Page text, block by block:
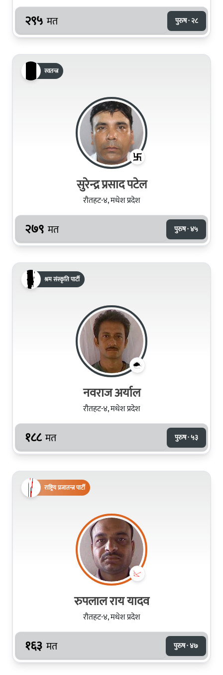
२९५ मत पुरुष · २८
स्वतन्त्र
सुरेन्द्र प्रसाद पटेल
रौतहट-४, मधेश प्रदेश
२७९ मत पुरुष · ४५
श्रम संस्कृति पार्टी
नवराज अर्याल
रौतहट-४, मधेश प्रदेश
१८८ मत पुरुष · ५३
राष्ट्रिय प्रजातन्त्र पार्टी
रुपलाल राय यादव
रौतहट-४, मधेश प्रदेश
१६३ मत पुरुष · ४७